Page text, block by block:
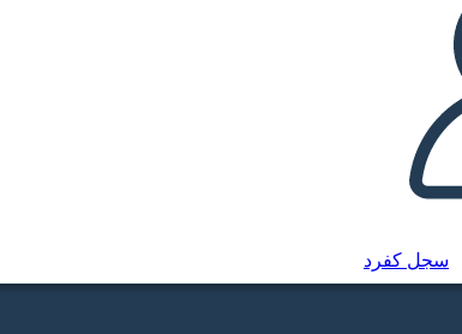
سجل كفرد